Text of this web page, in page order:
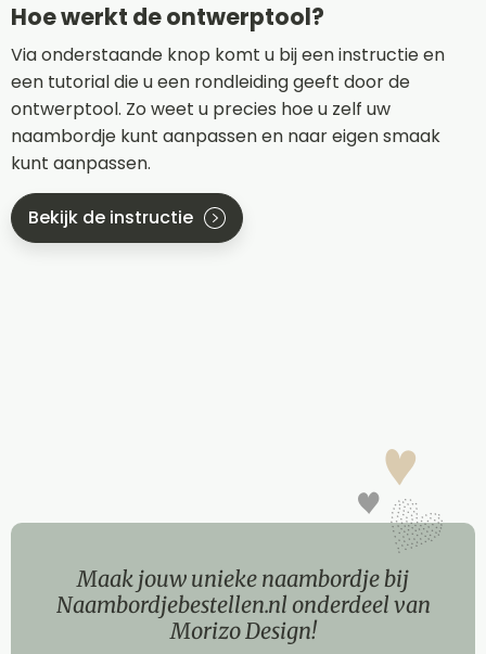
Hoe werkt de ontwerptool?
Via onderstaande knop komt u bij een instructie en
een tutorial die u een rondleiding geeft door de
ontwerptool. Zo weet u precies hoe u zelf uw
naambordje kunt aanpassen en naar eigen smaak
kunt aanpassen.
Bekijk de instructie
Maak jouw unieke naambordje bij
Naambordjebestellen.nl onderdeel van
Morizo Design!